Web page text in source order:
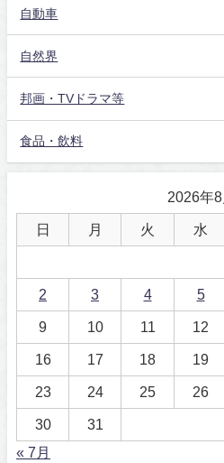
自動車
自然界
邦画・TVドラマ等
食品・飲料
2026年8
日 月 火 水
2 3 4 5
9 10 11 12
16 17 18 19
23 24 25 26
30
31
« 7月